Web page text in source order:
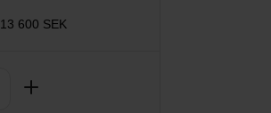
13 600 SEK